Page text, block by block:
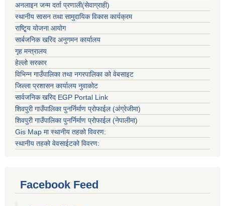
अनलाइन जन्म दर्ता प्रणाली(सेवाग्राही)
स्थानीय सासन तथा सामुदायिक विकास कार्यक्रम
राष्टि्ृय योजना आयोग
सार्बजनिक खरिद अनुगमन कार्यालय
गृह मन्त्रालय
हेल्लो सरकार
विभिन्न गाउँपालिका तथा नगरपालिका को वेबसाइट
जिल्ला प्रशासन कार्यालय नुवाकोट
सार्वजनिक खरिद EGP Portal Link
शिवपुरी गाउँपालिका पुनर्निर्माण प्रोफाईल (अंग्रेजीमा)
शिवपुरी गाउँपालिका पुनर्निर्माण प्रोफाईल (नेपालीमा)
Gis Map मा स्थानीय तहको विवरण:
स्थानीय तहको वेवसाईटको विवरण:
Facebook Feed